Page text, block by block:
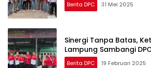
Berita DPC 31 Mei 2025
Sinergi Tanpa Batas,
Lampung Sambangi
Berita DPC 19 Februari 2025